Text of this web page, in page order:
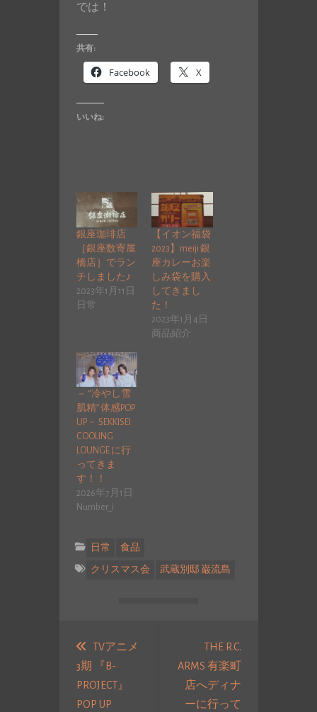
では！
共有:
Facebook X
いいね:
銀座珈琲店
［銀座数寄屋
橋店］でラン
チしました♪
2023年1月11日
日常
【イオン福袋
2023】meiji 銀
座カレーお楽
しみ袋を購入
してきまし
た！
2023年1月4日
商品紹介
－ “冷やし雪
肌精” 体感POP
UP－ SEKKISEI
COOLING
LOUNGE に行
ってきま
す！！
2026年7月1日
Number_i
日常 食品
クリスマス会 武蔵別邸 巌流島
TVアニメ
3期 『B-
PROJECT』
POP UP
THE R.C.
ARMS 有楽町
店へディナ
ーに行って